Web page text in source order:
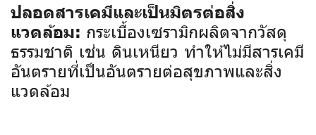
ปลอดสารเคมีและเป็นมิตรต่อสิ่ง
แวดล้อม: กระเบื้องเซรามิกผลิตจากวัสดุ
ธรรมชาติ เช่น ดินเหนียว ทำให้ไม่มีสารเคมี
อันตรายที่เป็นอันตรายต่อสุขภาพและสิ่ง
แวดล้อม